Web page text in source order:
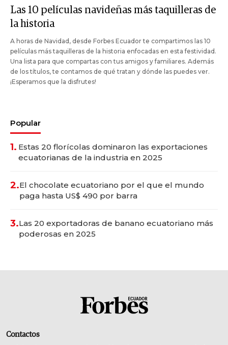
Las 10 películas navideñas más taquilleras de
la historia
A horas de Navidad, desde Forbes Ecuador te compartimos las 10
películas más taquilleras de la historia enfocadas en esta festividad.
Una lista para que compartas con tus amigos y familiares. Además
de los títulos, te contamos de qué tratan y dónde las puedes ver.
¡Esperamos que la disfrutes!
Popular
1. Estas 20 florícolas dominaron las exportaciones
ecuatorianas de la industria en 2025
2.El chocolate ecuatoriano por el que el mundo
paga hasta US$ 490 por barra
3.Las 20 exportadoras de banano ecuatoriano más
poderosas en 2025
Contactos